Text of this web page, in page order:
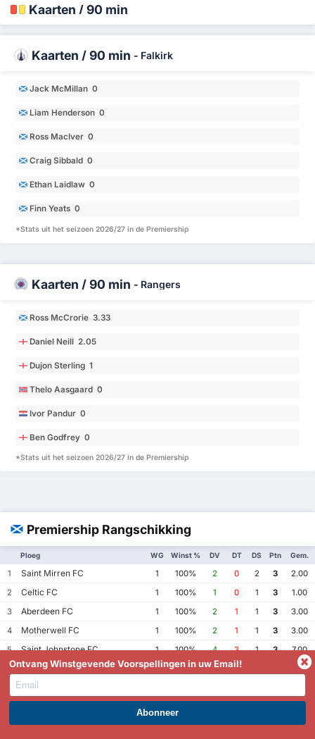
Kaarten / 90 min
Kaarten / 90 min - Falkirk
Jack McMillan 0
Liam Henderson 0
Ross MacIver 0
Craig Sibbald 0
Ethan Laidlaw 0
Finn Yeats 0
*Stats uit het seizoen 2026/27 in de Premiership
Kaarten / 90 min - Rangers
Ross McCrorie 3.33
Daniel Neill 2.05
Dujon Sterling 1
Thelo Aasgaard 0
Ivor Pandur 0
Ben Godfrey 0
*Stats uit het seizoen 2026/27 in de Premiership
Premiership Rangschikking
Ploeg WG Winst % DV DT DS Ptn Gem.
1 Saint Mirren FC 1 100% 2 0 2 3
2.00
2
Celtic FC 1 100% 1 0 1 3
1.00
3
Aberdeen FC 1 100% 2 1 1 3
3.00
4
Motherwell FC 1 100% 2 1 1 3
3.00
5
Saint Johnstone FC 1 100% 4 3 1 3
7.00
6
Dundee United FC 1 0% 1 1
2.00
Rangers FC
9
Heart of Midlothian FC 1 0% 1 2 -1 0 3.00
WORD PREMIUM EN PROFITEER NU!
Ontvang Winstgevende Voorspellingen in uw Email!